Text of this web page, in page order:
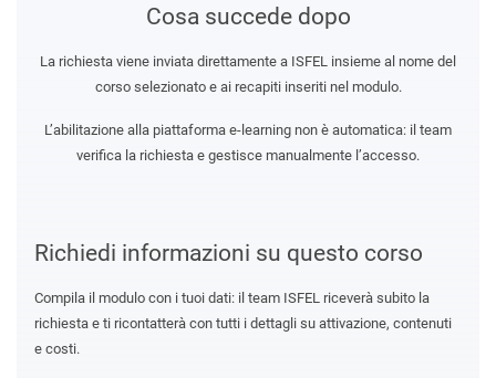
Richiedi informazioni su questo corso
Compila il modulo con i tuoi dati: il team ISFEL riceverà subito la
richiesta e ti ricontatterà con tutti i dettagli su attivazione, contenuti
e costi.
Cosa succede dopo
La richiesta viene inviata direttamente a ISFEL insieme al nome del
corso selezionato e ai recapiti inseriti nel modulo.
L’abilitazione alla piattaforma e-learning non è automatica: il team
verifica la richiesta e gestisce manualmente l’accesso.